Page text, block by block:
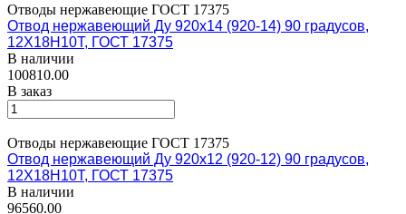
Отводы нержавеющие ГОСТ 17375
Отвод нержавеющий Ду 920х14 (920-14) 90 градусов,
12Х18Н10Т, ГОСТ 17375
В наличии
100810.00
В заказ
Отводы нержавеющие ГОСТ 17375
Отвод нержавеющий Ду 920х12 (920-12) 90 градусов,
12Х18Н10Т, ГОСТ 17375
В наличии
96560.00